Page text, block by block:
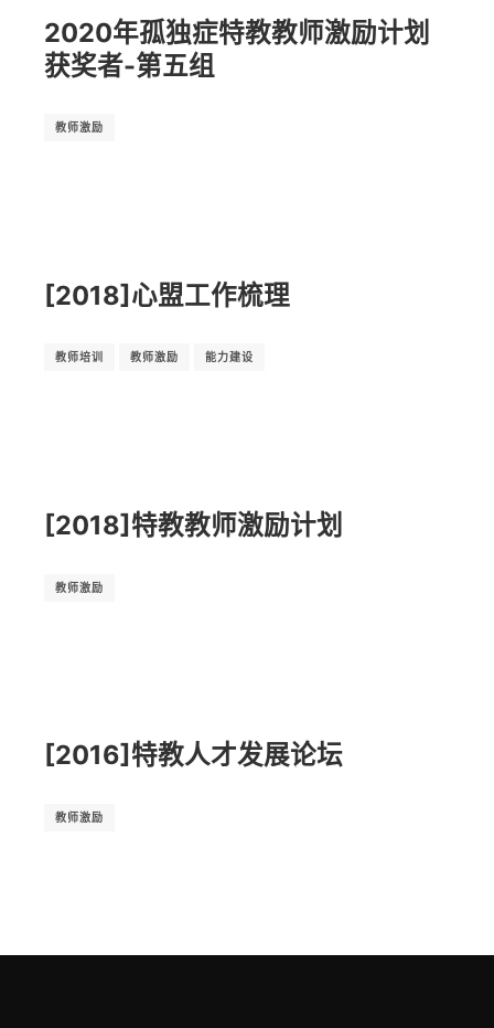
2020年孤独症特教教师激励计划
获奖者-第五组
教师激励
[2018]心盟工作梳理
教师培训 教师激励 能力建设
[2018]特教教师激励计划
教师激励
[2016]特教人才发展论坛
教师激励